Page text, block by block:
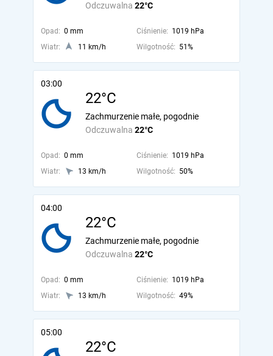
Odczuwalna 22°C
Opad: 0 mm Ciśnienie: 1019 hPa
Wiatr:
11 km/h Wilgotność: 51%
03:00
22°C
Odczuwalna 22°C
Zachmurzenie małe, pogodnie
Opad: 0 mm Ciśnienie: 1019 hPa
Wiatr:
13 km/h Wilgotność: 50%
04:00
22°C
Odczuwalna 22°C
Zachmurzenie małe, pogodnie
Opad: 0 mm Ciśnienie: 1019 hPa
Wiatr:
13 km/h Wilgotność: 49%
05:00
22°C